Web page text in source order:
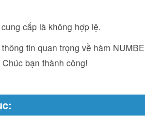
cấp là không hợp lệ.
tin quan trọng về hàm
bạn thành công!